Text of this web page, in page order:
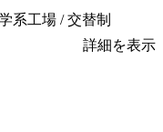
系工場 / 交替制
詳細を表示